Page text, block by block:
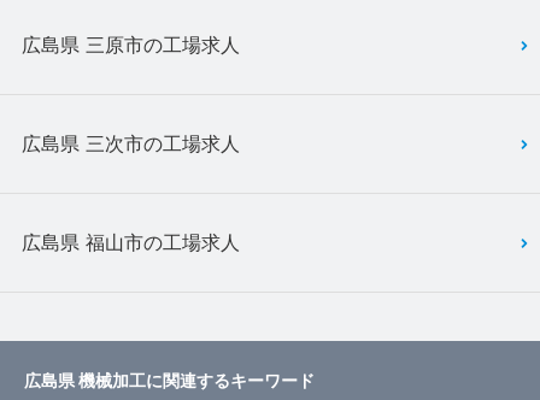
広島県 三原市の工場求人
広島県 三次市の工場求人
広島県 福山市の工場求人
広島県 機械加工に関連するキーワード